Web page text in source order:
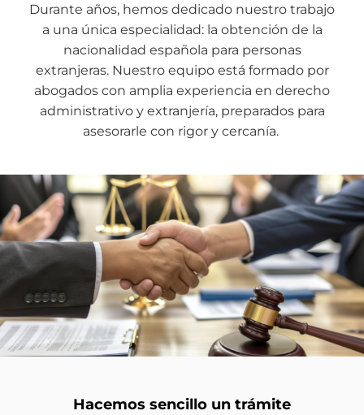
Durante años, hemos dedicado nuestro trabajo
a una única especialidad: la obtención de la
nacionalidad española para personas
extranjeras. Nuestro equipo está formado por
abogados con amplia experiencia en derecho
administrativo y extranjería, preparados para
asesorarle con rigor y cercanía.
Hacemos sencillo un trámite